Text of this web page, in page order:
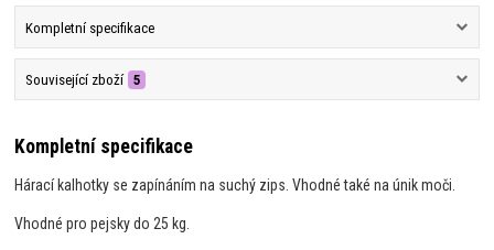
Kompletní specifikace
Související zboží 5
Kompletní specifikace
Hárací kalhotky se zapínáním na suchý zips. Vhodné také na únik moči.
Vhodné pro pejsky do 25 kg.